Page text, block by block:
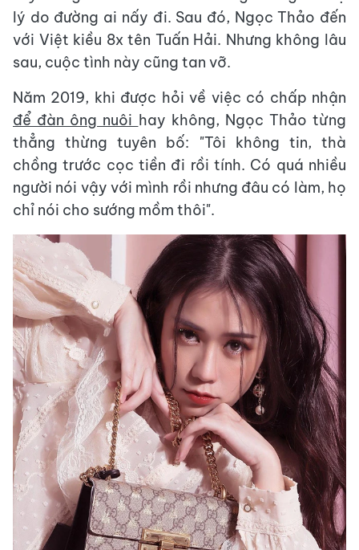
lý do đường ai nấy đi. Sau đó, Ngọc Thảo đến
với Việt kiều 8x tên Tuấn Hải. Nhưng không lâu
sau, cuộc tình này cũng tan vỡ.
Năm 2019, khi được hỏi về việc có chấp nhận
để đàn ông nuôi hay không, Ngọc Thảo từng
thẳng thừng tuyên bố: "Tôi không tin, thà
chồng trước cọc tiền đi rồi tính. Có quá nhiều
người nói vậy với mình rồi nhưng đâu có làm, họ
chỉ nói cho sướng mồm thôi".